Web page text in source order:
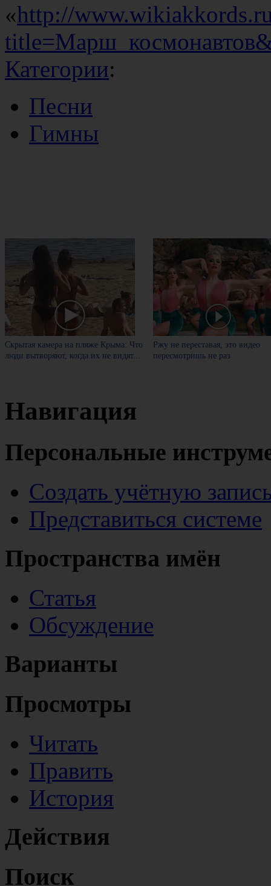
«http://
Категории:
Песни
Гимны
Скрытая камера на пляже Крыма: Что
люди вытворяют, когда их не видят...
Ржу не переставая, это видео
пересмотришь не раз
Навигация
Персональные
Создать учётную
Представиться системе
Пространства имён
Статья
Обсуждение
Варианты
Просмотры
Читать
Править
История
Действия
Поиск